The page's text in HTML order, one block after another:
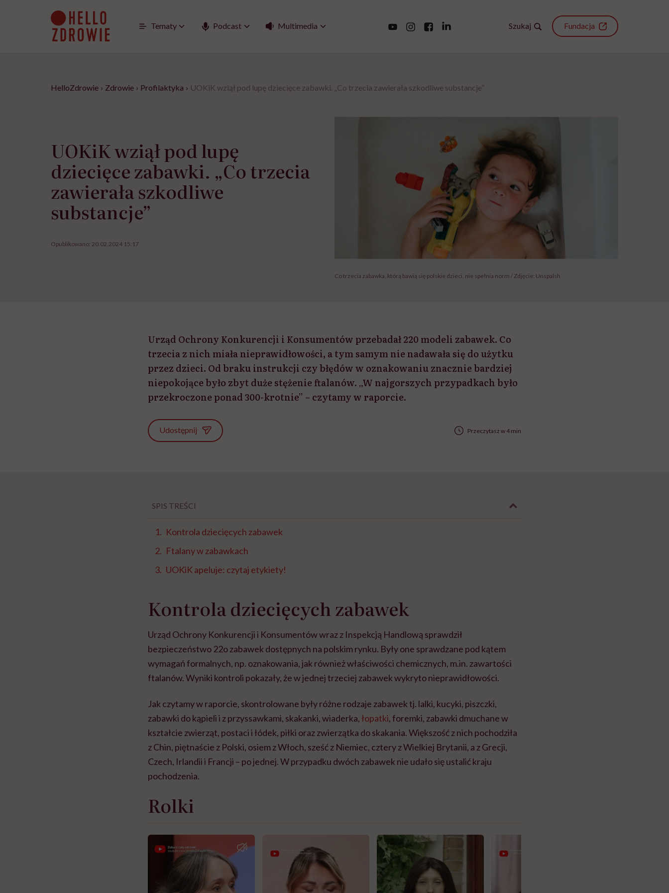
Tematy Podcast Multimedia Szukaj Fundacja
HelloZdrowie › Zdrowie › Profilaktyka › UOKiK wziął pod lupę dziecięce zabawki. „Co trzecia zawierała szkodliwe substancje”
UOKiK wziął pod lupę
dziecięce zabawki. „Co trzecia
zawierała szkodliwe
substancje”
Opublikowano: 20.02.2024 15:17
Co trzecia zabawka, którą bawią się polskie dzieci, nie spełnia norm / Zdjęcie: Unspalsh
Urząd Ochrony Konkurencji i Konsumentów przebadał 220 modeli zabawek. Co
trzecia z nich miała nieprawidłowości, a tym samym nie nadawała się do użytku
przez dzieci. Od braku instrukcji czy błędów w oznakowaniu znacznie bardziej
niepokojące było zbyt duże stężenie ftalanów. „W najgorszych przypadkach było
przekroczone ponad 300-krotnie” – czytamy w raporcie.
Udostępnij Przeczytasz w 4 min
SPIS TREŚCI
Kontrola dziecięcych zabawek
Ftalany w zabawkach
UOKiK apeluje: czytaj etykiety!
Kontrola dziecięcych zabawek
Urząd Ochrony Konkurencji i Konsumentów wraz z Inspekcją Handlową sprawdził
bezpieczeństwo 22o zabawek dostępnych na polskim rynku. Były one sprawdzane pod kątem
wymagań formalnych, np. oznakowania, jak również właściwości chemicznych, m.in. zawartości
ftalanów. Wyniki kontroli pokazały, że w jednej trzeciej zabawek wykryto nieprawidłowości.
Jak czytamy w raporcie, skontrolowane były różne rodzaje zabawek tj. lalki, kucyki, piszczki,
zabawki do kąpieli i z przyssawkami, skakanki, wiaderka,łopatki, foremki, zabawki dmuchane w
kształcie zwierząt, postaci i łódek, piłki oraz zwierzątka do skakania. Większość z nich pochodziła
z Chin, piętnaście z Polski, osiem z Włoch, sześć z Niemiec, cztery z Wielkiej Brytanii, a z Grecji,
Czech, Irlandii i Francji – po jednej. W przypadku dwóch zabawek nie udało się ustalić kraju
pochodzenia.
Rolki